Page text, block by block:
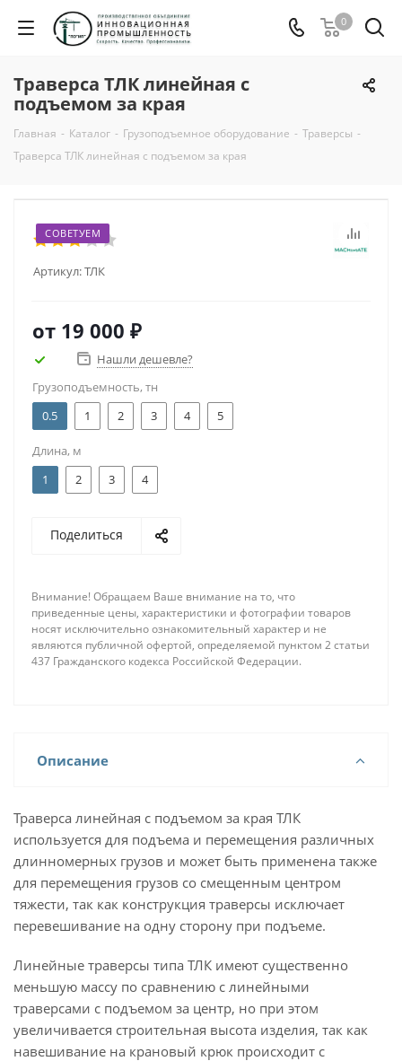
0
Траверса ТЛК линейная с
подъемом за края
Главная - Каталог - Грузоподъемное оборудование - Траверсы -
Траверса ТЛК линейная с подъемом за края
СОВЕТУЕМ
Артикул:ТЛК
от 19 000 ₽
Нашли дешевле?
Грузоподъемность, тн
0.5
1 2 3 4 5
Длина, м
1
2 3 4
Поделиться
Внимание! Обращаем Ваше внимание на то, что
приведенные цены, характеристики и фотографии товаров
носят исключительно ознакомительный характер и не
являются публичной офертой, определяемой пунктом 2 статьи
437 Гражданского кодекса Российской Федерации.
Описание
Траверса линейная с подъемом за края ТЛК
используется для подъема и перемещения различных
длинномерных грузов и может быть применена также
для перемещения грузов со смещенным центром
тяжести, так как конструкция траверсы исключает
перевешивание на одну сторону при подъеме.
Линейные траверсы типа ТЛК имеют существенно
меньшую массу по сравнению с линейными
траверсами с подъемом за центр, но при этом
увеличивается строительная высота изделия, так как
навешивание на крановый крюк происходит с